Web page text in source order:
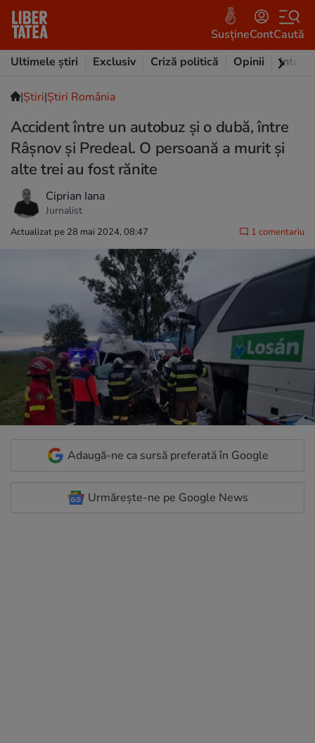
SusțineContCaută
Ultimele știri
Exclusiv Criză politică Opinii
|Ştiri|Știri România
Accident între un autobuz și o dubă, între
Râşnov şi Predeal. O persoană a murit și
alte trei au fost rănite
Ciprian Iana
Jurnalist
Actualizat pe 28 mai 2024, 08:47 1 comentariu
Adaugă-ne ca sursă preferată în Google
Urmărește-ne pe Google News